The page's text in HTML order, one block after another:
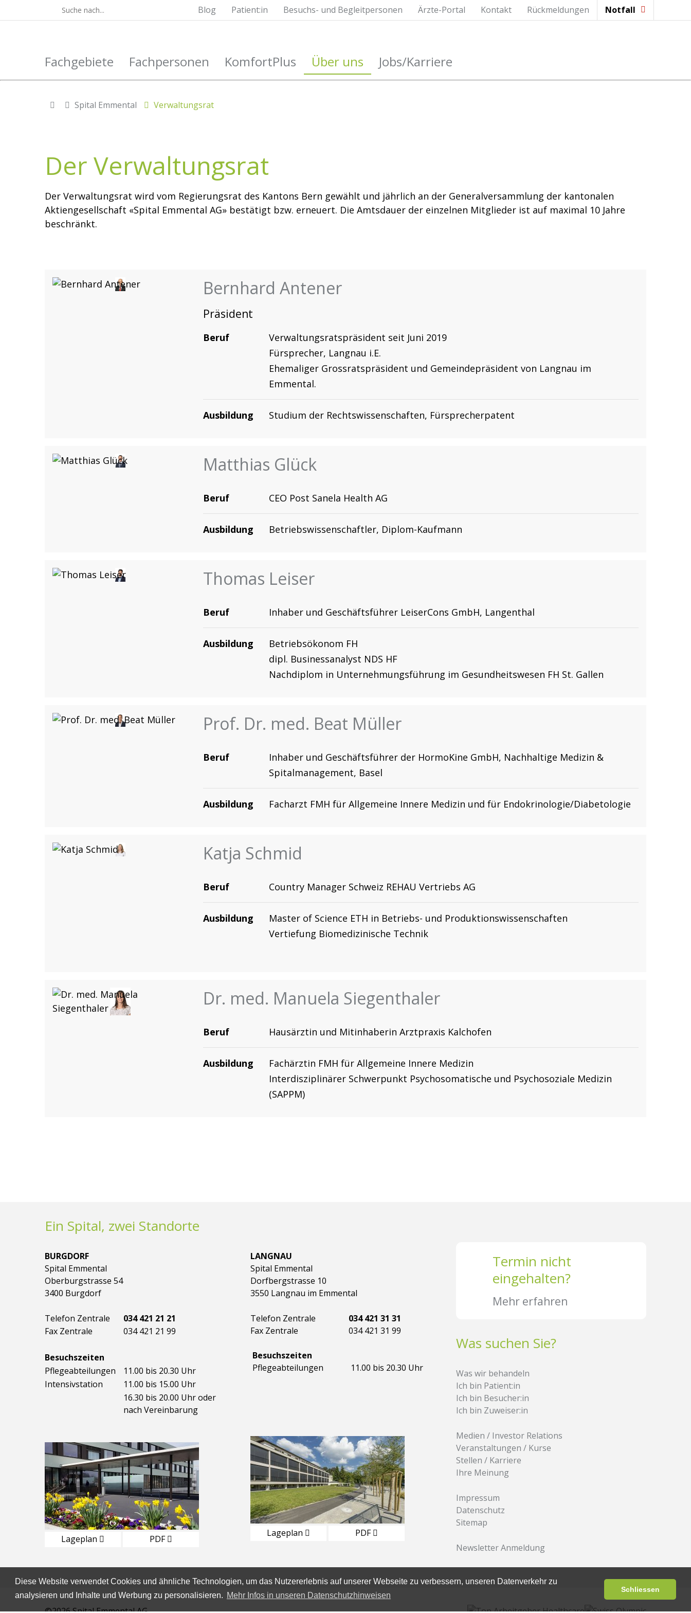
Diese Website verwendet Cookies und ähnliche Technologien, um das Nutzererlebnis auf unserer Webseite zu verbessern, unseren Datenverkehr zu
analysieren und Inhalte und Werbung zu personalisieren. Mehr Infos in unseren Datenschutzhinweisen
Schliessen
Notfall
Rückmeldungen
Kontakt
Ärzte-Portal
Besuchs- und Begleitpersonen
Patient:in
Blog
Fachgebiete Fachpersonen KomfortPlus Über uns Jobs/Karriere
Spital Emmental Verwaltungsrat
Der Verwaltungsrat
Der Verwaltungsrat wird vom Regierungsrat des Kantons Bern gewählt und jährlich an der Generalversammlung der kantonalen
Aktiengesellschaft «Spital Emmental AG» bestätigt bzw. erneuert. Die Amtsdauer der einzelnen Mitglieder ist auf maximal 10 Jahre
beschränkt.
Bernhard Antener
Präsident
Beruf
Verwaltungsratspräsident seit Juni 2019
Fürsprecher, Langnau i.E.
Ehemaliger Grossratspräsident und Gemeindepräsident von Langnau im
Emmental.
Ausbildung Studium der Rechtswissenschaften, Fürsprecherpatent
Matthias Glück
Beruf CEO Post Sanela Health AG
Ausbildung Betriebswissenschaftler, Diplom-Kaufmann
Thomas Leiser
Beruf Inhaber und Geschäftsführer LeiserCons GmbH, Langenthal
Ausbildung
Betriebsökonom FH
dipl. Businessanalyst NDS HF
Nachdiplom in Unternehmungsführung im Gesundheitswesen FH St. Gallen
Prof. Dr. med. Beat Müller
Beruf
Inhaber und Geschäftsführer der HormoKine GmbH, Nachhaltige Medizin &
Spitalmanagement, Basel
Ausbildung Facharzt FMH für Allgemeine Innere Medizin und für Endokrinologie/Diabetologie
Katja Schmid
Beruf Country Manager Schweiz REHAU Vertriebs AG
Ausbildung
Master of Science ETH in Betriebs- und Produktionswissenschaften
Vertiefung Biomedizinische Technik
Dr. med. Manuela Siegenthaler
Beruf Hausärztin und Mitinhaberin Arztpraxis Kalchofen
Ausbildung
Fachärztin FMH für Allgemeine Innere Medizin
Interdisziplinärer Schwerpunkt Psychosomatische und Psychosoziale Medizin
(SAPPM)
Ein Spital, zwei Standorte
BURGDORF
Spital Emmental
Oberburgstrasse 54
3400 Burgdorf
Telefon Zentrale
034 421 21 21
Fax Zentrale
034 421 21 99
Besuchszeiten
Pflegeabteilungen
11.00 bis 20.30 Uhr
Intensivstation
11.00 bis 15.00 Uhr
16.30 bis 20.00 Uhr oder
nach Vereinbarung
Lageplan PDF
LANGNAU
Spital Emmental
Dorfbergstrasse 10
3550 Langnau im Emmental
Telefon Zentrale
034 421 31 31
Fax Zentrale
034 421 31 99
Besuchszeiten
Pflegeabteilungen
11.00 bis 20.30 Uhr
Lageplan PDF
Termin nicht
eingehalten?
Mehr erfahren
Was suchen Sie?
Was wir behandeln
Ich bin Patient:in
Ich bin Besucher:in
Ich bin Zuweiser:in
Medien / Investor Relations
Veranstaltungen / Kurse
Stellen / Karriere
Ihre Meinung
Impressum
Datenschutz
Sitemap
Newsletter Anmeldung